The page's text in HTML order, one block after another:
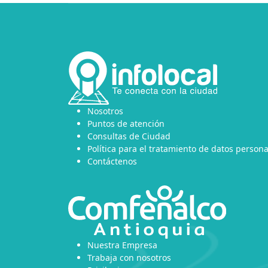
Nosotros
Puntos de atención
Consultas de Ciudad
Política para el tratamiento de datos
Contáctenos
Nuestra Empresa
Trabaja con nosotros